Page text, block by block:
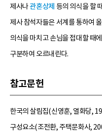
제사나관혼상제 등의 의식을 할
제사 참석자들은 서계를 통하여
의식을 마치고 손님을 접대할 때
구분하여 오르내린다.
참고문헌
한국의 살림집(신영훈, 열화당,
구성요소(조전환, 주택문화사,